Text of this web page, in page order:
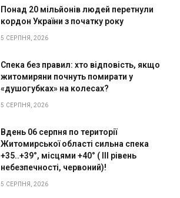
Понад 20 мільйонів людей перетнули
кордон України з початку року
5 СЕРПНЯ, 2026
Спека без правил: хто відповість, якщо
житомиряни почнуть помирати у
«душогубках» на колесах?
5 СЕРПНЯ, 2026
Вдень 06 серпня по території
Житомирської області сильна спека
+35..+39°, місцями +40° ( III рівень
небезпечності, червоний)!
5 СЕРПНЯ, 2026